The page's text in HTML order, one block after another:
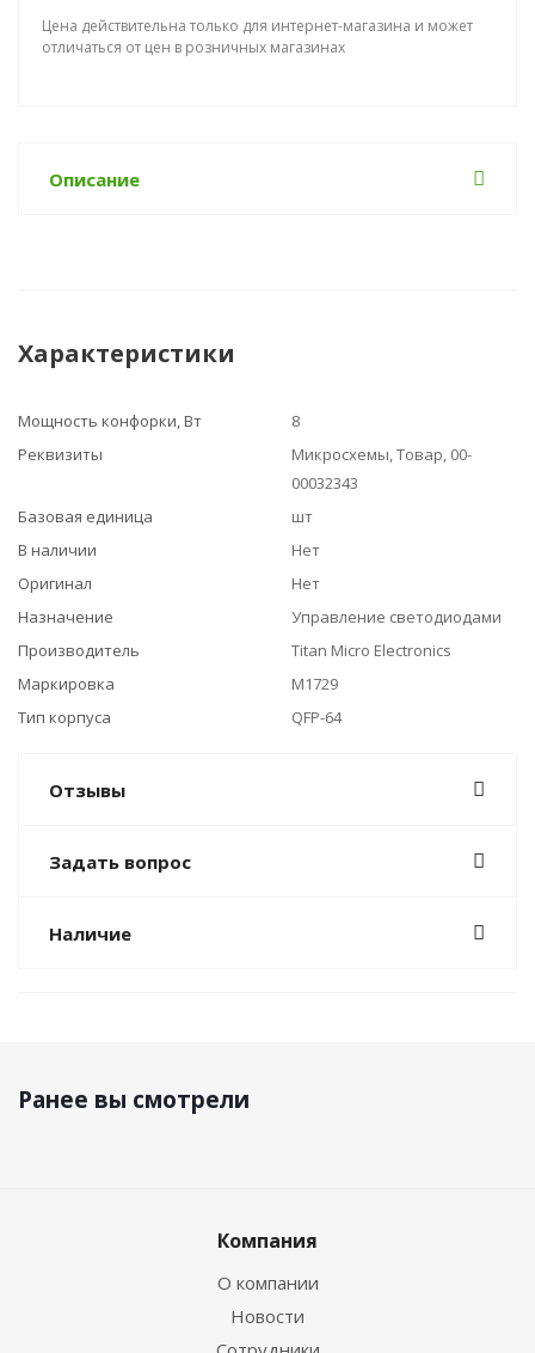
Цена действительна только для интернет-магазина и может
отличаться от цен в розничных магазинах
Описание
Характеристики
Мощность конфорки, Вт
8
Реквизиты
Микросхемы, Товар, 00-
00032343
Базовая единица
шт
В наличии
Нет
Оригинал
Нет
Назначение
Управление светодиодами
Производитель
Titan Micro Electronics
Маркировка
M1729
Тип корпуса
QFP-64
Отзывы
Задать вопрос
Наличие
Ранее вы смотрели
Компания
О компании
Новости